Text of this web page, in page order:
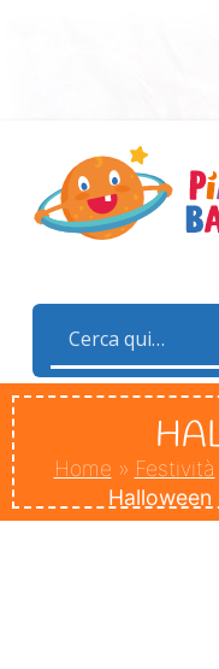
Home » Festività
Halloween